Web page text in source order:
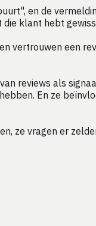
en de
klant hebt
vertrouwen een
reviews als
En ze
ze vragen er